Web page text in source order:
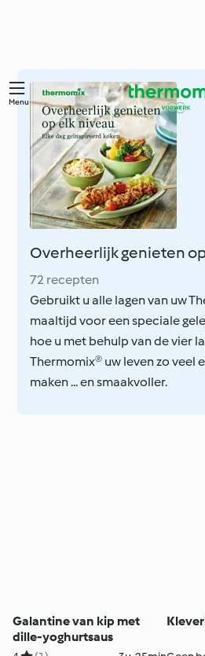
Overslaan
hoofdinhoud
Menu
Overheerlijk genieten
72 recepten
Gebruikt u alle lagen van uw
maaltijd voor een speciale
hoe u met behulp van de vier
Thermomix® uw leven zo veel
maken ... en smaakvoller.
Galantine van kip met
dille-yoghurtsaus